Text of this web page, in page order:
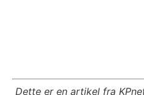
Dette er en artikel fra